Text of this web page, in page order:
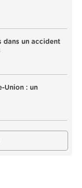
dans un accident
Union : un